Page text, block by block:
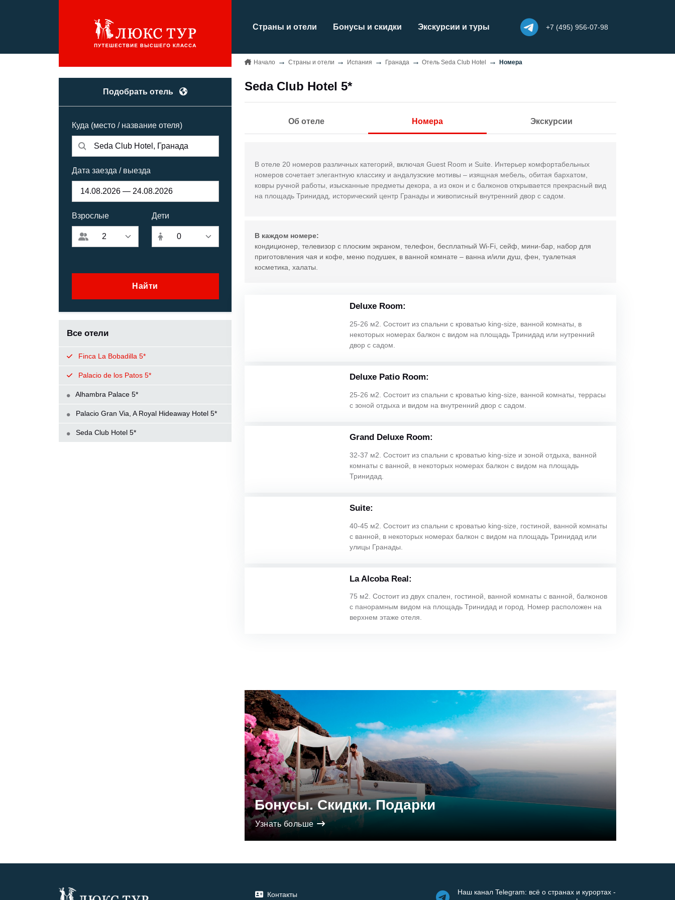
Страны и отели Бонусы и скидки Экскурсии и туры +7 (495) 956-07-98
Подобрать отель
Куда (место / название отеля)
Дата заезда / выезда
Взрослые Дети
Найти
Все отели
Finca La Bobadilla 5*
Palacio de los Patos 5*
Alhambra Palace 5*
Palacio Gran Via, A Royal Hideaway Hotel 5*
Seda Club Hotel 5*
Начало Страны и отели Испания Гранада Отель Seda Club Hotel Номера
Seda Club Hotel 5*
Об отеле Номера Экскурсии
В отеле 20 номеров различных категорий, включая Guest Room и Suite. Интерьер комфортабельных
номеров сочетает элегантную классику и андалузские мотивы – изящная мебель, обитая бархатом,
ковры ручной работы, изысканные предметы декора, а из окон и с балконов открывается прекрасный вид
на площадь Тринидад, исторический центр Гранады и живописный внутренний двор с садом.
В каждом номере:
кондиционер, телевизор с плоским экраном, телефон, бесплатный Wi-Fi, сейф, мини-бар, набор для
приготовления чая и кофе, меню подушек, в ванной комнате – ванна и/или душ, фен, туалетная
косметика, халаты.
Deluxe Room:
25-26 м2. Состоит из спальни с кроватью king-size, ванной комнаты, в
некоторых номерах балкон с видом на площадь Тринидад или нутренний
двор с садом.
Deluxe Patio Room:
25-26 м2. Состоит из спальни с кроватью king-size, ванной комнаты, террасы
с зоной отдыха и видом на внутренний двор с садом.
Grand Deluxe Room:
32-37 м2. Состоит из спальни с кроватью king-size и зоной отдыха, ванной
комнаты с ванной, в некоторых номерах балкон с видом на площадь
Тринидад.
Suite:
40-45 м2. Состоит из спальни с кроватью king-size, гостиной, ванной комнаты
с ванной, в некоторых номерах балкон с видом на площадь Тринидад или
улицы Гранады.
La Alcoba Real:
75 м2. Состоит из двух спален, гостиной, ванной комнаты с ванной, балконов
с панорамным видом на площадь Тринидад и город. Номер расположен на
верхнем этаже отеля.
Бонусы. Скидки. Подарки
Узнать больше
Контакты
Наш канал Telegram: всё о странах и курортах -